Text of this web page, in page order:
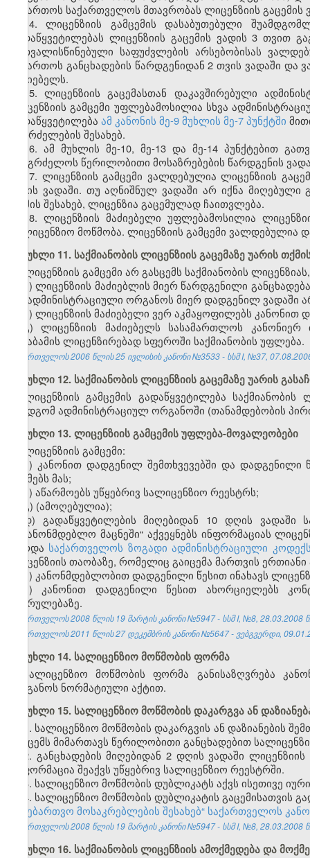
მიმართოს საქართველოს მთავრობას ლიცენზიის გაცემის
14. ლიცენზიის გამცემის დასაბუთებული
გადაწყვეტილებას ლიცენზიის გაცემის ვადის 3 თვით
გათვალისწინებული საფუძვლების არსებობისას
მიმართოს განცხადების წარდგენიდან 2 თვის ვადაში
მაძიებელს.
15. ლიცენზიის გაცემასთან დაკავშირებული
ლიცენზიის გამცემი უფლებამოსილია სხვა
გადაწყვეტილება ამ კანონის მე-9 მუხლის მე-7 პუნქტში
გაგრძელების შესახებ.
16. ამ მუხლის მე-10, მე-13 და მე-14 პუნქტებით
გააგრძელოს წერილობითი მოსაზრებების წარდგენის
17. ლიცენზიის გამცემი ვალდებულია ლიცენზიის
დღის ვადაში. თუ აღნიშნულ ვადაში არ იქნა მიღებული
თქმის შესახებ, ლიცენზია გაცემულად ჩაითვლება.
18. ლიცენზიის მაძიებელი უფლებამოსილია
სალიცენზიო მოწმობა. ლიცენზიის გამცემი ვალდებულია
მუხლი 11. საქმიანობის ლიცენზიის გაცემაზე უარის
ლიცენზიის გამცემი არ გასცემს საქმიანობის
ა) ლიცენზიის მაძიებლის მიერ წარდგენილი
და ადმინისტრაციული ორგანოს მიერ დადგენილ ვადაში
ბ) ლიცენზიის მაძიებელი ვერ აკმაყოფილებს
გ) ლიცენზიის მაძიებელს სასამართლოს
შესაბამის ლიცენზირებად სფეროში საქმიანობის უფლება.
საქართველოს 2006 წლის 25 ივლისის კანონი №3533 - სსმ I, №37,
მუხლი 12. საქმიანობის ლიცენზიის გაცემაზე უარის
ლიცენზიის გამცემის გადაწყვეტილება
ზემდგომ ადმინისტრაციულ ორგანოში (თანამდებობის
მუხლი 13. ლიცენზიის გამცემის უფლება-მოვალეობები
ლიცენზიის გამცემი:
ა) კანონით დადგენილ შემთხვევებში და დადგენილი
აუქმებს მას;
ბ) აწარმოებს უწყებრივ სალიცენზიო რეესტრს;
გ) (ამოღებულია);
დ) გადაწყვეტილების მიღებიდან 10 დღის
საკანონმდებლო მაცნეში“ აქვეყნებს ინფორმაციას
გარდა საქართველოს ზოგადი ადმინისტრაციული
ლიცენზიის თაობაზე, რომელიც გაიცემა მართვის
ე) კანონმდებლობით დადგენილი წესით ინახავს
ვ) კანონით დადგენილი წესით ახორციელებს
შესრულებაზე.
საქართველოს 2008 წლის 19 მარტის კანონი №5947 - სსმ I, №8, 28.03.2008
საქართველოს 2011 წლის 27 დეკემბრის კანონი №5647 - ვებგვერდი,
მუხლი 14. სალიცენზიო მოწმობის ფორმა
სალიცენზიო მოწმობის ფორმა განისაზღვრება
ორგანოს ნორმატიული აქტით.
მუხლი 15. სალიცენზიო მოწმობის დაკარგვა ან
1. სალიცენზიო მოწმობის დაკარგვის ან დაზიანების
გამცემს მიმართავს წერილობითი განცხადებით
2. განცხადების მიღებიდან 2 დღის ვადაში
ინფორმაცია შეაქვს უწყებრივ სალიცენზიო რეესტრში.
3. სალიცენზიო მოწმობის დუბლიკატს აქვს ისეთივე
4. სალიცენზიო მოწმობის დუბლიკატის გაცემისათვის
სანებართვო მოსაკრებლების შესახებ“ საქართველოს
საქართველოს 2008 წლის 19 მარტის კანონი №5947 - სსმ I, №8, 28.03.2008
მუხლი 16. საქმიანობის ლიცენზიის ამოქმედება და